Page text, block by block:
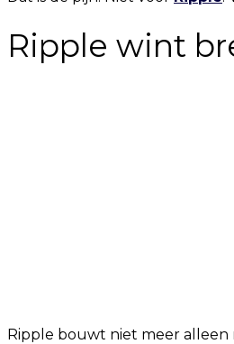
Ripple wint
Ripple bouwt niet meer alleen